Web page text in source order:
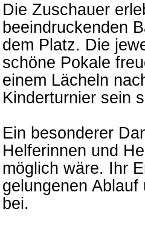
Die Zuschauer
beeindruckenden
dem Platz. Die
schöne Pokale
einem Lächeln
Kinderturnier sein
Ein besonderer
Helferinnen und
möglich wäre. Ihr
gelungenen
bei.